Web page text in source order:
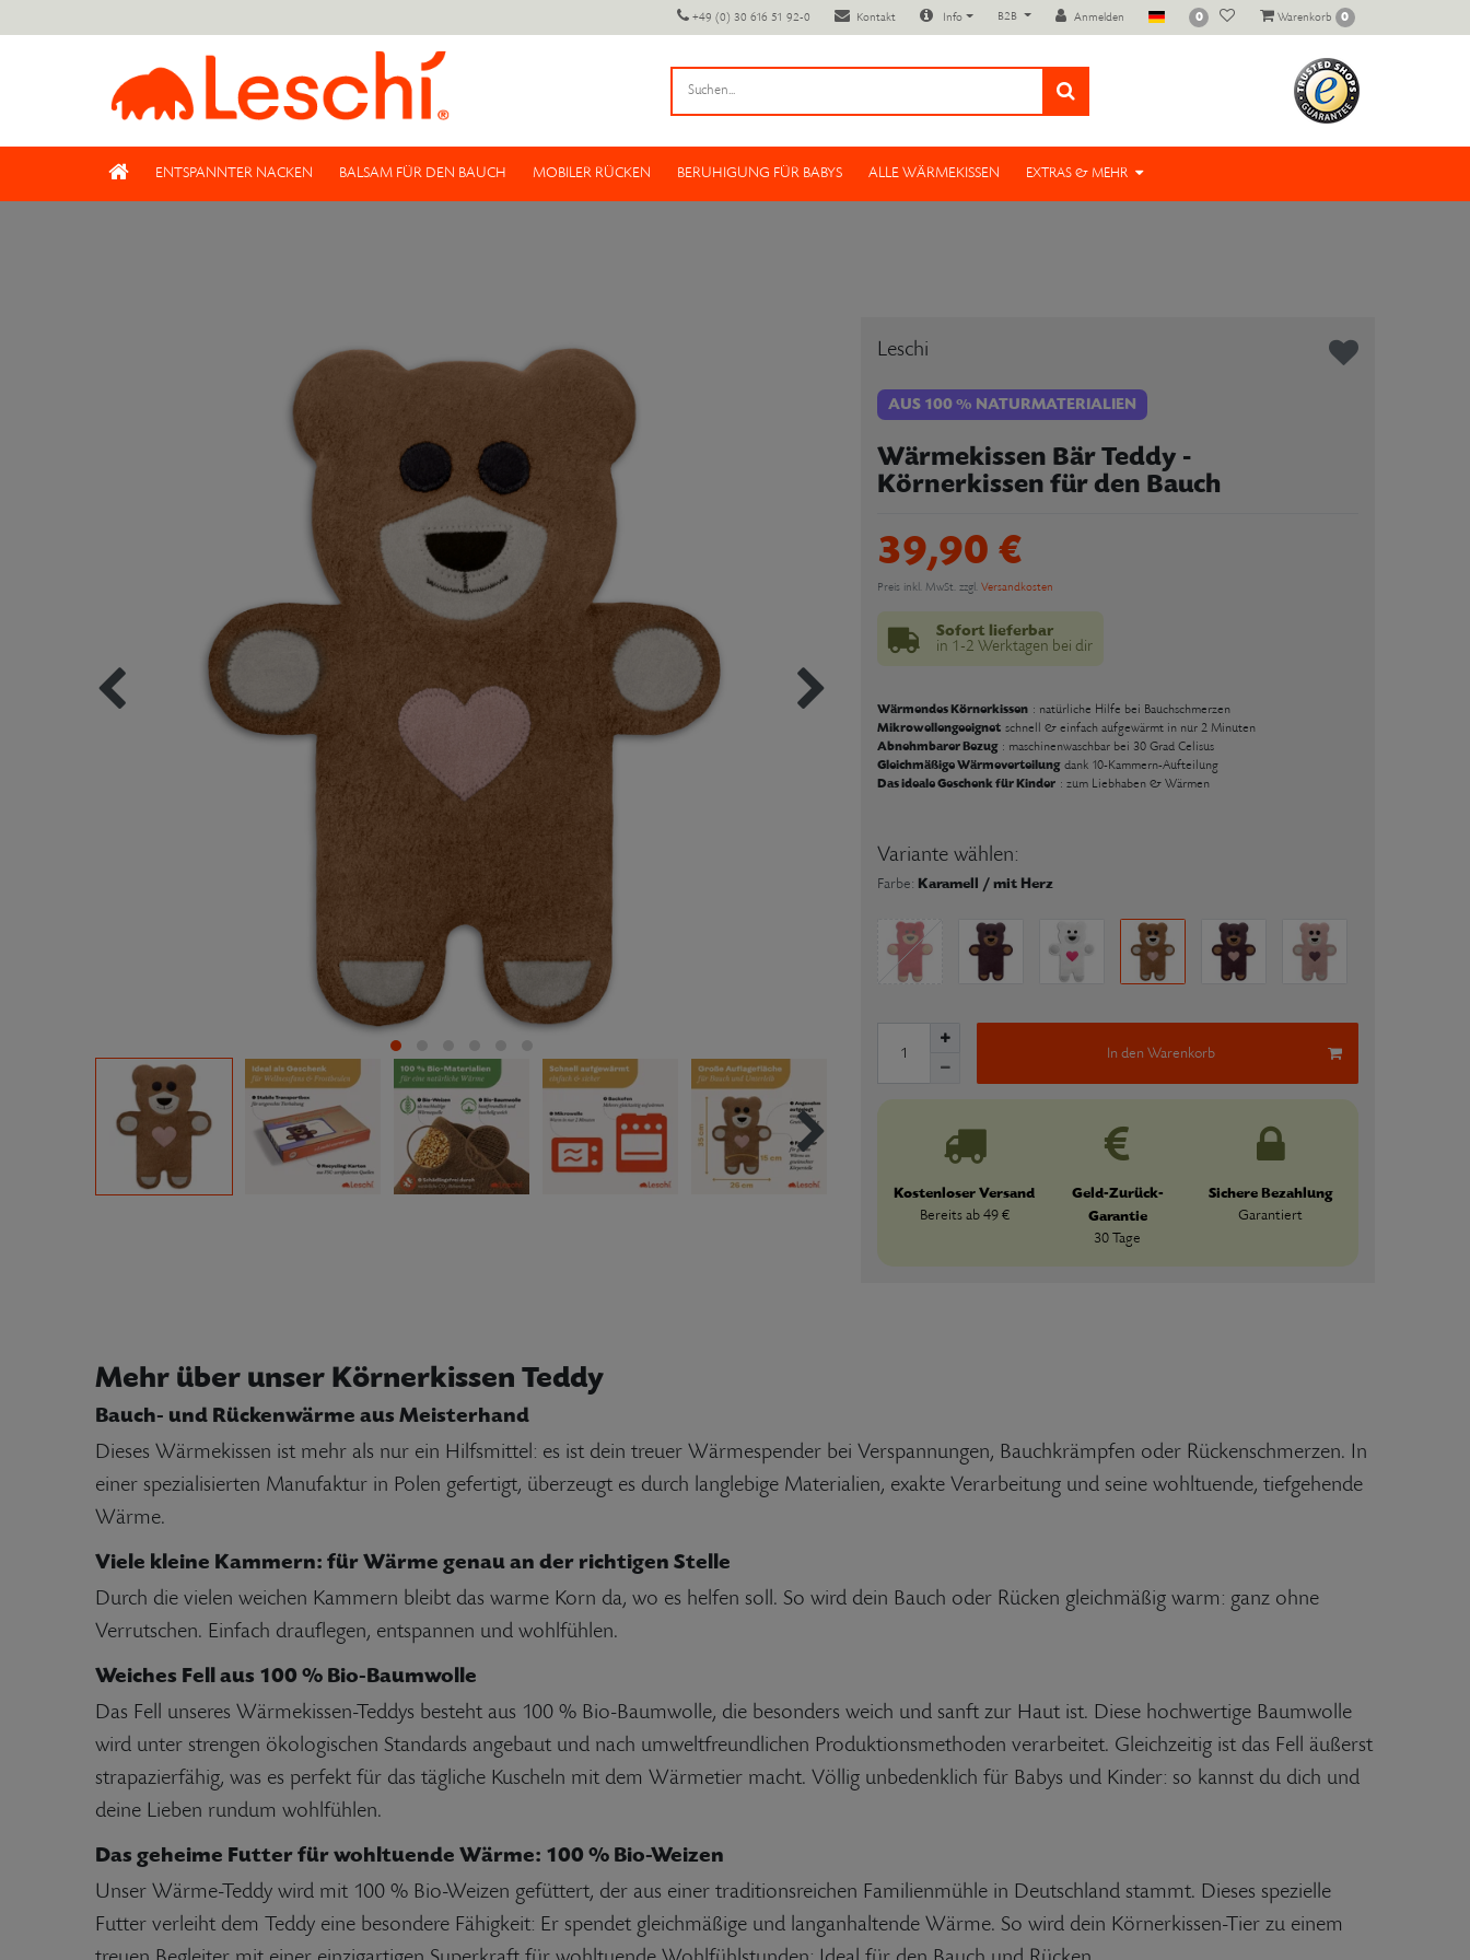
+49 (0) 30 616 51 92-0 Kontakt Info B2B Anmelden 0 Warenkorb 0
ENTSPANNTER NACKEN BALSAM FÜR DEN BAUCH MOBILER RÜCKEN BERUHIGUNG FÜR BABYS ALLE WÄRMEKISSEN EXTRAS & MEHR
Leschi
AUS 100 % NATURMATERIALIEN
Wärmekissen Bär Teddy -
Körnerkissen für den Bauch
39,90 €
Preis inkl. MwSt. zzgl. Versandkosten
Sofort lieferbar
in 1-2 Werktagen bei dir
Wärmendes Körnerkissen : natürliche Hilfe bei Bauchschmerzen
Mikrowellengeeignet schnell & einfach aufgewärmt in nur 2 Minuten
Abnehmbarer Bezug : maschinenwaschbar bei 30 Grad Celisus
Gleichmäßige Wärmeverteilung dank 10-Kammern-Aufteilung
Das ideale Geschenk für Kinder : zum Liebhaben & Wärmen
Variante wählen:
Farbe: Karamell / mit Herz
In den Warenkorb
Kostenloser Versand
Bereits ab 49 €
Geld-Zurück-
Garantie
30 Tage
Sichere Bezahlung
Garantiert
Mehr über unser Körnerkissen Teddy
Bauch- und Rückenwärme aus Meisterhand
Dieses Wärmekissen ist mehr als nur ein Hilfsmittel: es ist dein treuer Wärmespender bei Verspannungen, Bauchkrämpfen oder Rückenschmerzen. In
einer spezialisierten Manufaktur in Polen gefertigt, überzeugt es durch langlebige Materialien, exakte Verarbeitung und seine wohltuende, tiefgehende
Wärme.
Viele kleine Kammern: für Wärme genau an der richtigen Stelle
Durch die vielen weichen Kammern bleibt das warme Korn da, wo es helfen soll. So wird dein Bauch oder Rücken gleichmäßig warm: ganz ohne
Verrutschen. Einfach drauflegen, entspannen und wohlfühlen.
Weiches Fell aus 100 % Bio-Baumwolle
Das Fell unseres Wärmekissen-Teddys besteht aus 100 % Bio-Baumwolle, die besonders weich und sanft zur Haut ist. Diese hochwertige Baumwolle
wird unter strengen ökologischen Standards angebaut und nach umweltfreundlichen Produktionsmethoden verarbeitet. Gleichzeitig ist das Fell äußerst
strapazierfähig, was es perfekt für das tägliche Kuscheln mit dem Wärmetier macht. Völlig unbedenklich für Babys und Kinder: so kannst du dich und
deine Lieben rundum wohlfühlen.
Das geheime Futter für wohltuende Wärme: 100 % Bio-Weizen
Unser Wärme-Teddy wird mit 100 % Bio-Weizen gefüttert, der aus einer traditionsreichen Familienmühle in Deutschland stammt. Dieses spezielle
Futter verleiht dem Teddy eine besondere Fähigkeit: Er spendet gleichmäßige und langanhaltende Wärme. So wird dein Körnerkissen-Tier zu einem